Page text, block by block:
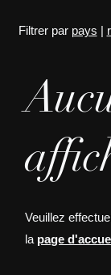
Filtrer par pays |
Veuillez
la page